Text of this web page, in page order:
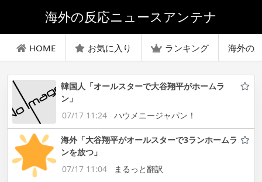
海外の反応ニュースアンテナ
HOME お気に入り ランキング 海外の
韓国人「オールスターで大谷翔平がホームラ
ン」
07/17 11:24
ハウメニージャパン！
海外「大谷翔平がオールスターで3ランホームラ
ンを放つ」
07/17 11:04
まるっと翻訳